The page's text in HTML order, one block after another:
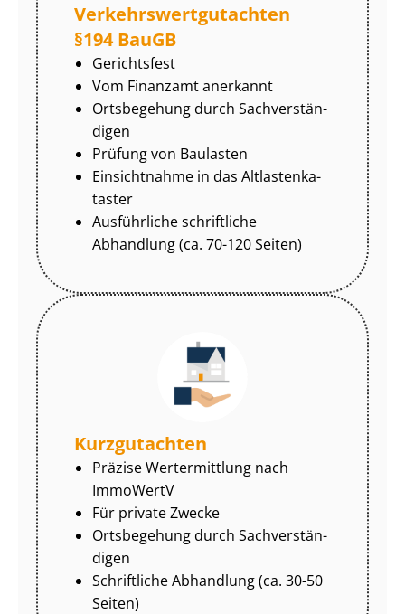
Ver­kehrs­wert­gut­ach­ten
§194 BauGB
Gerichtsfest
Vom Finanzamt anerkannt
Ortsbegehung durch Sach­ver­stän­
di­gen
Prüfung von Baulasten
Einsichtnahme in das Alt­las­ten­ka­
tas­ter
Ausführliche schriftliche
Abhandlung (ca. 70-120 Seiten)
Kurzgutachten
Präzise Wertermittlung nach
ImmoWertV
Für private Zwecke
Ortsbegehung durch Sach­ver­stän­
di­gen
Schriftliche Abhandlung (ca. 30-50
Seiten)